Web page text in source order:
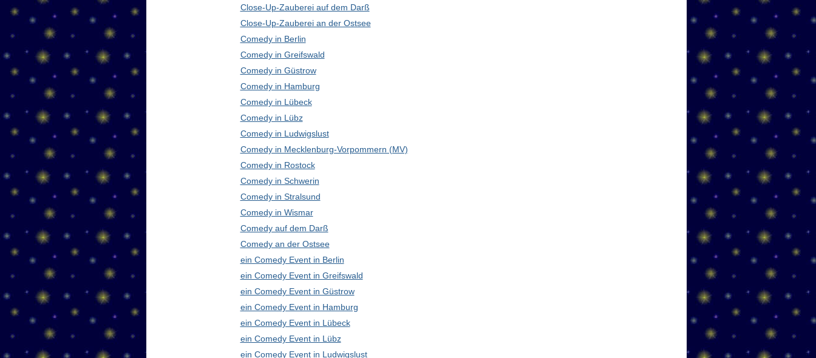
Close-Up-Zauberei auf dem Darß
Close-Up-Zauberei an der Ostsee
Comedy in Berlin
Comedy in Greifswald
Comedy in Güstrow
Comedy in Hamburg
Comedy in Lübeck
Comedy in Lübz
Comedy in Ludwigslust
Comedy in Mecklenburg-Vorpommern (MV)
Comedy in Rostock
Comedy in Schwerin
Comedy in Stralsund
Comedy in Wismar
Comedy auf dem Darß
Comedy an der Ostsee
ein Comedy Event in Berlin
ein Comedy Event in Greifswald
ein Comedy Event in Güstrow
ein Comedy Event in Hamburg
ein Comedy Event in Lübeck
ein Comedy Event in Lübz
ein Comedy Event in Ludwigslust